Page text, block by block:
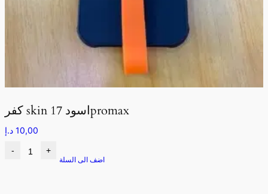
كفر skin اسود 17promax
10,00 د.إ
- +
اضف الى السلة